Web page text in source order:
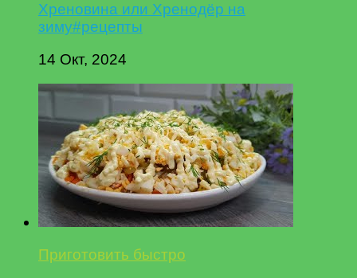
Хреновина или Хренодёр на
зиму#рецепты
14 Окт, 2024
Приготовить быстро